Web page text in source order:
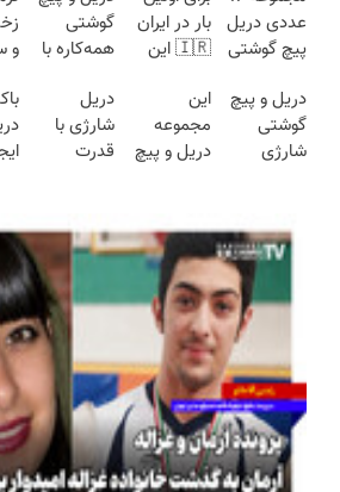
عددی دریل
پیچ گوشتی
(تخفیف به
مدت
محدود)
بار در ایران
🇮🇷 این
ترمیم کننده
23 روزه
ساخت!
گوشتی
همه‌کاره با
هوشمند ⚙️
(نصف
قیمت بازار
و
دریل و پیچ
گوشتی
شارژی
سرعت ⚡
(همراه با
متعلقات)
این
مجموعه
دریل و پیچ
نصف قیمت
بخر!😉
دریل
شارژی با
قدرت
با گارانتی
تعویض)